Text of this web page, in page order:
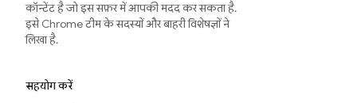
कॉन्टेंट है जो इस सफ़र में आपकी मदद कर सकता है.
इसे Chrome टीम के सदस्यों और बाहरी विशेषज्ञों ने
लिखा है.
सहयोग करें